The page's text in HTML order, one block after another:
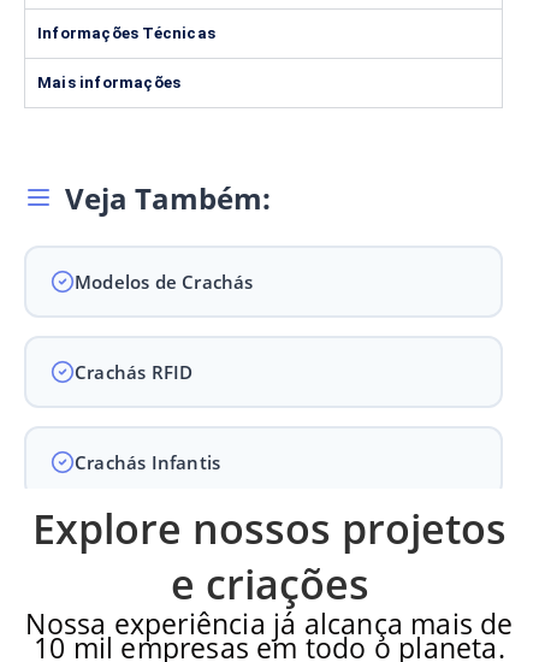
Informações Técnicas
Mais informações
Veja Também:
Modelos de Crachás
Crachás RFID
Crachás Infantis
Crachás para Empresas
Crachás para Eventos
Explore nossos projetos
e criações
Nossa experiência já alcança mais de
10 mil empresas em todo o planeta.